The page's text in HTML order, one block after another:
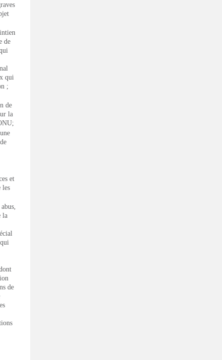
de
qui
;
de
la
et
les
la
qui
de